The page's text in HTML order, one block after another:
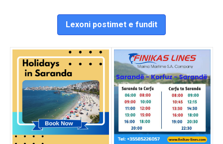
Lexoni postimet e fundit